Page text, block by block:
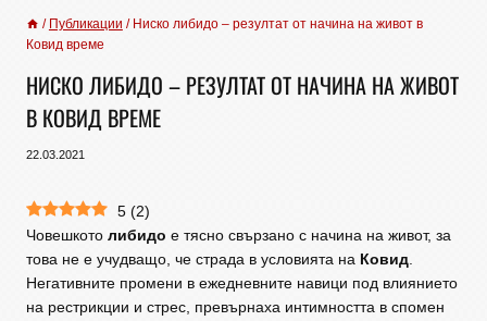
/ Публикации / Ниско либидо – резултат от начина на живот в
Ковид време
НИСКО ЛИБИДО – РЕЗУЛТАТ ОТ НАЧИНА НА ЖИВОТ
В КОВИД ВРЕМЕ
22.03.2021
5 (2)
Човешкото либидо е тясно свързано с начина на живот, за
това не е учудващо, че страда в условията на Ковид.
Негативните промени в ежедневните навици под влиянието
на рестрикции и стрес, превърнаха интимността в спомен